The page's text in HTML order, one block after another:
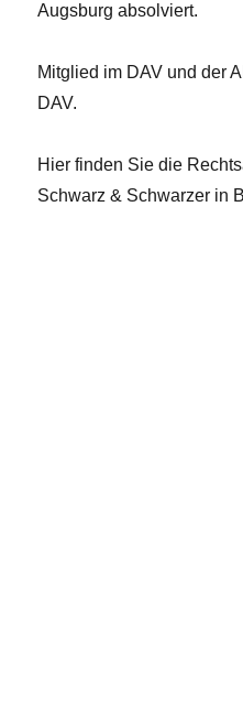
Augsburg absolviert.
Mitglied im DAV und der
DAV.
Hier finden Sie die
Schwarz & Schwarzer in